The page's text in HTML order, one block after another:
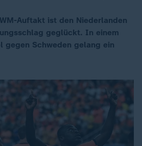
Auftakt ist den Niederlanden
geglückt. In einem
gegen Schweden gelang ein